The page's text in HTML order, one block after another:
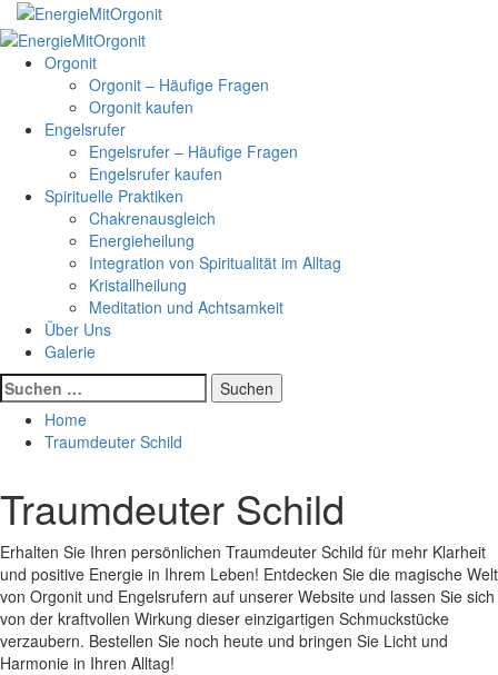
Skip
to
content
Primary
Menu Orgonit
Orgonit – Häufige Fragen
Orgonit kaufen
Engelsrufer
Engelsrufer – Häufige Fragen
Engelsrufer kaufen
Spirituelle Praktiken
Chakrenausgleich
Energieheilung
Integration von Spiritualität im Alltag
Kristallheilung
Meditation und Achtsamkeit
Über Uns
Galerie
Suchen
nach:
Home
Traumdeuter Schild
Traumdeuter Schild
Erhalten Sie Ihren persönlichen Traumdeuter Schild für mehr Klarheit
und positive Energie in Ihrem Leben! Entdecken Sie die magische Welt
von Orgonit und Engelsrufern auf unserer Website und lassen Sie sich
von der kraftvollen Wirkung dieser einzigartigen Schmuckstücke
verzaubern. Bestellen Sie noch heute und bringen Sie Licht und
Harmonie in Ihren Alltag!